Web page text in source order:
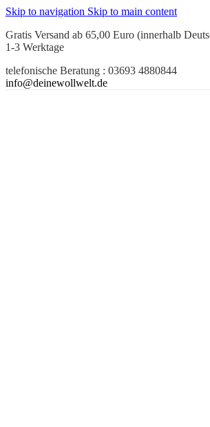
Skip to navigation Skip to main content
Gratis Versand ab 65,00 Euro (innerhalb
1-3 Werktage
telefonische Beratung : 03693 4880844
info@deinewollwelt.de